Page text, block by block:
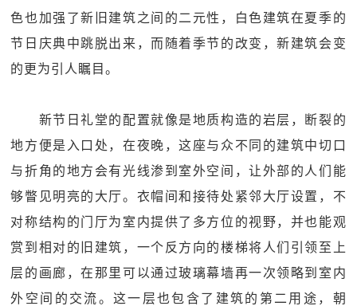
色也加强了新旧建筑之间的二元性，白色建筑在夏季的
节日庆典中跳脱出来，而随着季节的改变，新建筑会变
的更为引人瞩目。
新节日礼堂的配置就像是地质构造的岩层，断裂的
地方便是入口处，在夜晚，这座与众不同的建筑中切口
与折角的地方会有光线渗到室外空间，让外部的人们能
够瞥见明亮的大厅。衣帽间和接待处紧邻大厅设置，不
对称结构的门厅为室内提供了多方位的视野，并也能观
赏到相对的旧建筑，一个反方向的楼梯将人们引领至上
层的画廊，在那里可以通过玻璃幕墙再一次领略到室内
外空间的交流。这一层也包含了建筑的第二用途，朝